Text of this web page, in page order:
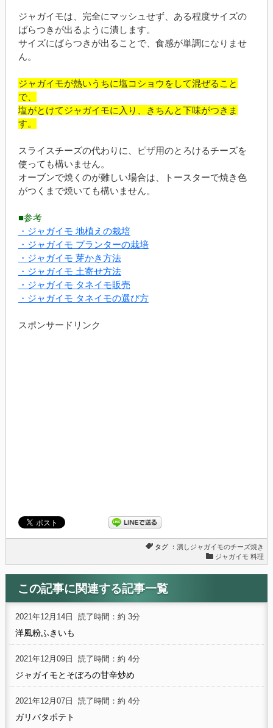
ジャガイモは、完全にマッシュせず、ある程度サイズの
ばらつきが出るように潰します。
サイズにばらつきが出ることで、食感が単調になりませ
ん。
ジャガイモが熱いうちに塩コショウをして混ぜること
で、
塩がとけてジャガイモに入り、きちんと下味がつきま
す。
スライスチーズの代わりに、ピザ用のとろけるチーズを
使っても構いません。
オーブンで焼くのが難しい場合は、トースターで焼き色
がつくまで焼いても構いません。
■参考
・ジャガイモ 地植えの栽培
・ジャガイモ プランターの栽培
・ジャガイモ 芽かき方法
・ジャガイモ 土寄せ方法
・ジャガイモ タネイモ販売
・ジャガイモ タネイモの選び方
スポンサードリンク
タグ ：潰しジャガイモのチーズ焼き
ジャガイモ 料理
この記事に関連する記事一覧
2021年12月14日 読了時間：約 3分
洋風粉ふきいも
2021年12月09日 読了時間：約 4分
ジャガイモとそぼろの甘辛炒め
2021年12月07日 読了時間：約 4分
ガリバタポテト